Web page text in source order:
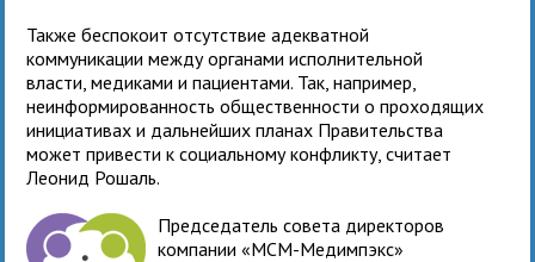
Также беспокоит отсутствие адекватной
коммуникации между органами исполнительной
власти, медиками и пациентами. Так, например,
неинформированность общественности о проходящих
инициативах и дальнейших планах Правительства
может привести к социальному конфликту, считает
Леонид Рошаль.
Председатель совета директоров
компании «МСМ-Медимпэкс»